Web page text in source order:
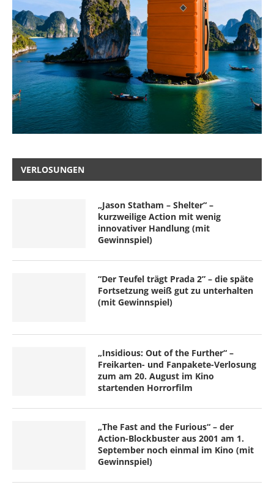
VERLOSUNGEN
„Jason Statham – Shelter“ –
kurzweilige Action mit wenig
innovativer Handlung (mit
Gewinnspiel)
“Der Teufel trägt Prada 2” – die späte
Fortsetzung weiß gut zu unterhalten
(mit Gewinnspiel)
„Insidious: Out of the Further“ –
Freikarten- und Fanpakete-Verlosung
zum am 20. August im Kino
startenden Horrorfilm
„The Fast and the Furious“ – der
Action-Blockbuster aus 2001 am 1.
September noch einmal im Kino (mit
Gewinnspiel)